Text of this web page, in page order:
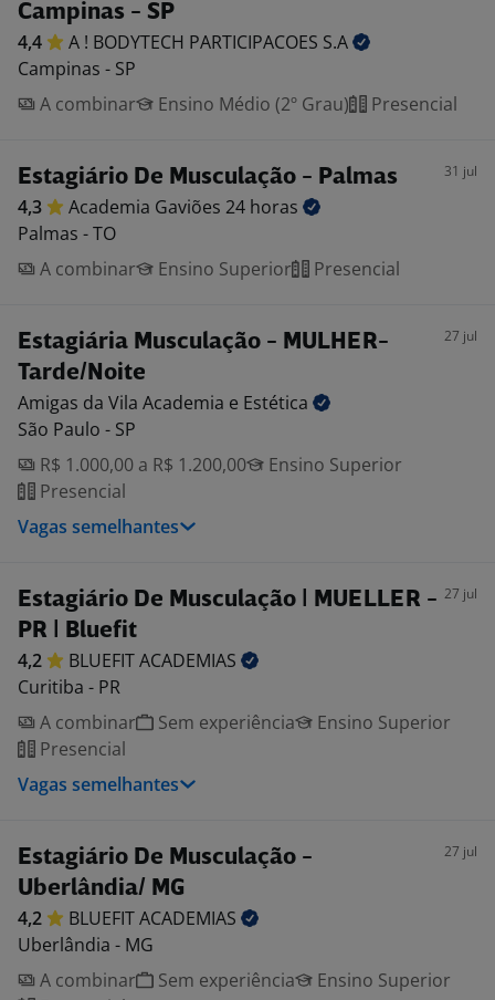
Campinas - SP
4,4 A ! BODYTECH PARTICIPACOES S.A
Campinas - SP
A combinar
Ensino Médio (2º Grau) Presencial
Estagiário De Musculação - Palmas 31 jul
4,3 Academia Gaviões 24 horas
Palmas - TO
A combinar
Ensino Superior Presencial
Estagiária Musculação - MULHER-
Tarde/Noite
27 jul
Amigas da Vila Academia e Estética
São Paulo - SP
R$ 1.000,00 a R$ 1.200,00
Ensino Superior
Presencial
Vagas semelhantes
Estagiário De Musculação | MUELLER -
PR | Bluefit
27 jul
4,2 BLUEFITACADEMIAS
Curitiba - PR
A combinar
Sem experiência
Ensino Superior
Presencial
Vagas semelhantes
Estagiário De Musculação -
Uberlândia/ MG
27 jul
4,2 BLUEFITACADEMIAS
Uberlândia - MG
A combinar
Sem experiência
Ensino Superior